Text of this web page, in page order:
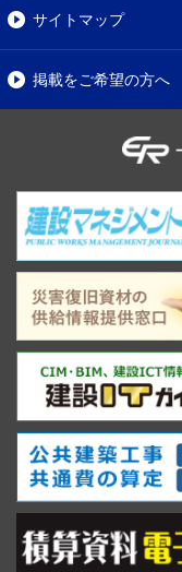
サイトマップ
掲載をご希望の方へ